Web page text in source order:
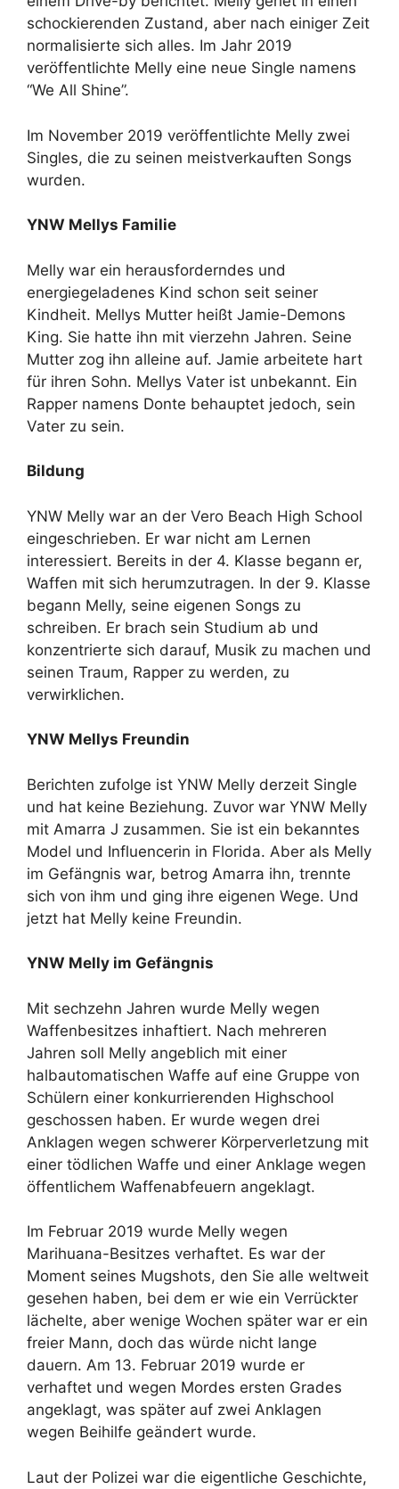
schockierenden Zustand, aber nach einiger Zeit
normalisierte sich alles. Im Jahr 2019
veröffentlichte Melly eine neue Single namens
“We All Shine”.
Im November 2019 veröffentlichte Melly zwei
Singles, die zu seinen meistverkauften Songs
wurden.
YNW Mellys Familie
Melly war ein herausforderndes und
energiegeladenes Kind schon seit seiner
Kindheit. Mellys Mutter heißt Jamie-Demons
King. Sie hatte ihn mit vierzehn Jahren. Seine
Mutter zog ihn alleine auf. Jamie arbeitete hart
für ihren Sohn. Mellys Vater ist unbekannt. Ein
Rapper namens Donte behauptet jedoch, sein
Vater zu sein.
Bildung
YNW Melly war an der Vero Beach High School
eingeschrieben. Er war nicht am Lernen
interessiert. Bereits in der 4. Klasse begann er,
Waffen mit sich herumzutragen. In der 9. Klasse
begann Melly, seine eigenen Songs zu
schreiben. Er brach sein Studium ab und
konzentrierte sich darauf, Musik zu machen und
seinen Traum, Rapper zu werden, zu
verwirklichen.
YNW Mellys Freundin
Berichten zufolge ist YNW Melly derzeit Single
und hat keine Beziehung. Zuvor war YNW Melly
mit Amarra J zusammen. Sie ist ein bekanntes
Model und Influencerin in Florida. Aber als Melly
im Gefängnis war, betrog Amarra ihn, trennte
sich von ihm und ging ihre eigenen Wege. Und
jetzt hat Melly keine Freundin.
YNW Melly im Gefängnis
Mit sechzehn Jahren wurde Melly wegen
Waffenbesitzes inhaftiert. Nach mehreren
Jahren soll Melly angeblich mit einer
halbautomatischen Waffe auf eine Gruppe von
Schülern einer konkurrierenden Highschool
geschossen haben. Er wurde wegen drei
Anklagen wegen schwerer Körperverletzung mit
einer tödlichen Waffe und einer Anklage wegen
öffentlichem Waffenabfeuern angeklagt.
Im Februar 2019 wurde Melly wegen
Marihuana-Besitzes verhaftet. Es war der
Moment seines Mugshots, den Sie alle weltweit
gesehen haben, bei dem er wie ein Verrückter
lächelte, aber wenige Wochen später war er ein
freier Mann, doch das würde nicht lange
dauern. Am 13. Februar 2019 wurde er
verhaftet und wegen Mordes ersten Grades
angeklagt, was später auf zwei Anklagen
wegen Beihilfe geändert wurde.
Laut der Polizei war die eigentliche Geschichte,